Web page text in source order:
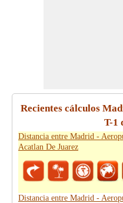
Recientes cálculos
T-1
Distancia entre Madrid -
Acatlan De Juarez
Distancia entre Madrid -